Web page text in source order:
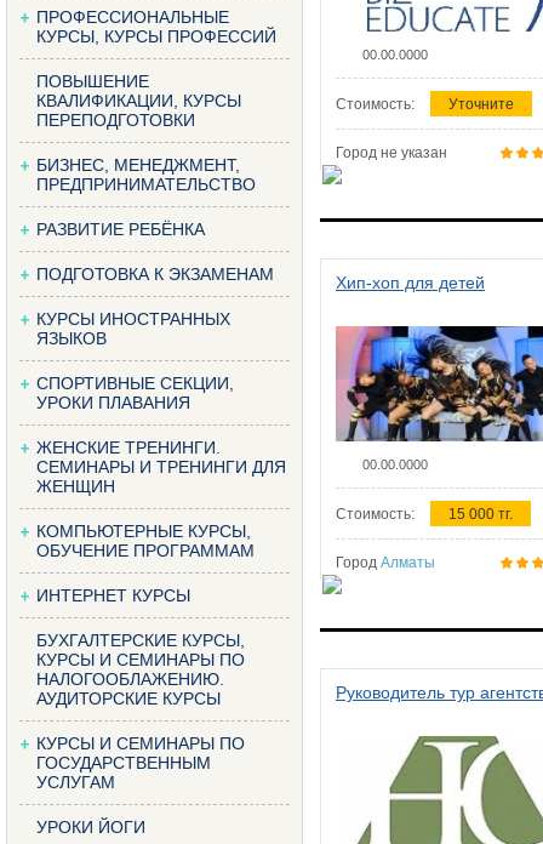
ПРОФЕССИОНАЛЬНЫЕ
КУРСЫ, КУРСЫ ПРОФЕССИЙ
ПОВЫШЕНИЕ
КВАЛИФИКАЦИИ, КУРСЫ
ПЕРЕПОДГОТОВКИ
БИЗНЕС, МЕНЕДЖМЕНТ,
ПРЕДПРИНИМАТЕЛЬСТВО
РАЗВИТИЕ РЕБЁНКА
ПОДГОТОВКА К ЭКЗАМЕНАМ
КУРСЫ ИНОСТРАННЫХ
ЯЗЫКОВ
СПОРТИВНЫЕ СЕКЦИИ,
УРОКИ ПЛАВАНИЯ
ЖЕНСКИЕ ТРЕНИНГИ.
СЕМИНАРЫ И ТРЕНИНГИ ДЛЯ
ЖЕНЩИН
КОМПЬЮТЕРНЫЕ КУРСЫ,
ОБУЧЕНИЕ ПРОГРАММАМ
ИНТЕРНЕТ КУРСЫ
БУХГАЛТЕРСКИЕ КУРСЫ,
КУРСЫ И СЕМИНАРЫ ПО
НАЛОГООБЛАЖЕНИЮ.
АУДИТОРСКИЕ КУРСЫ
КУРСЫ И СЕМИНАРЫ ПО
ГОСУДАРСТВЕННЫМ
УСЛУГАМ
УРОКИ ЙОГИ
00.00.0000
Стоимость: Уточните
Город не указан
Хип-хоп для детей
00.00.0000
Стоимость: 15 000 тг.
Город Алматы
Руководитель тур